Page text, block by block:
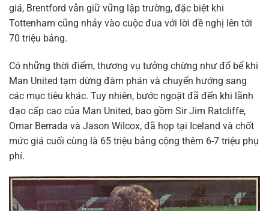
giá, Brentford vẫn giữ vững lập trường, đặc biệt khi
Tottenham cũng nhảy vào cuộc đua với lời đề nghị lên tới
70 triệu bảng.
Có những thời điểm, thương vụ tưởng chừng như đổ bể khi
Man United tạm dừng đàm phán và chuyển hướng sang
các mục tiêu khác. Tuy nhiên, bước ngoặt đã đến khi lãnh
đạo cấp cao của Man United, bao gồm Sir Jim Ratcliffe,
Omar Berrada và Jason Wilcox, đã họp tại Iceland và chốt
mức giá cuối cùng là 65 triệu bảng cộng thêm 6-7 triệu phụ
phí.